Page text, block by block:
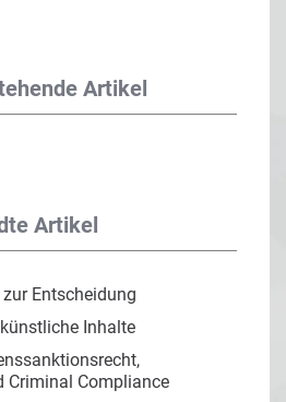
Artikel
Artikel
Entscheidung
Inhalte
Criminal Compliance